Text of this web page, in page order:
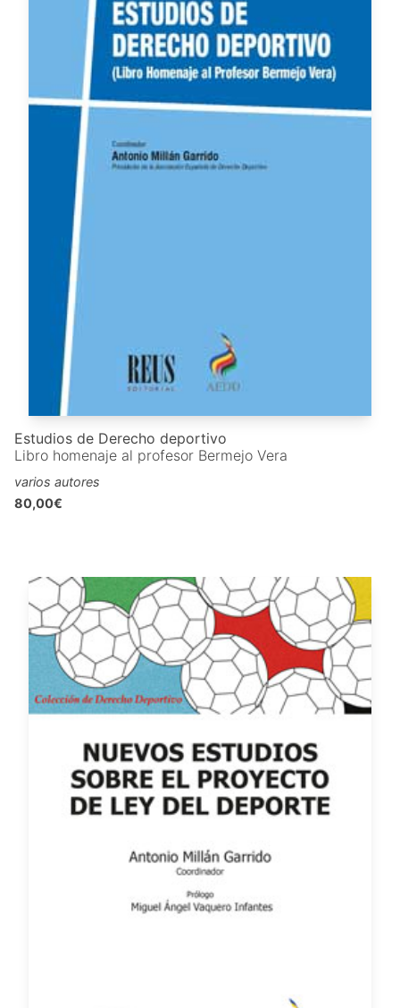
Estudios de Derecho deportivo
Libro homenaje al profesor Bermejo Vera
varios autores
80,00€